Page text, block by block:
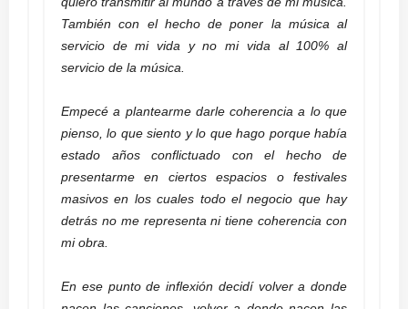
También con el hecho de poner la música al
servicio de mi vida y no mi vida al 100% al
servicio de la música.
Empecé a plantearme darle coherencia a lo que
pienso, lo que siento y lo que hago porque había
estado años conflictuado con el hecho de
presentarme en ciertos espacios o festivales
masivos en los cuales todo el negocio que hay
detrás no me representa ni tiene coherencia con
mi obra.
En ese punto de inflexión decidí volver a donde